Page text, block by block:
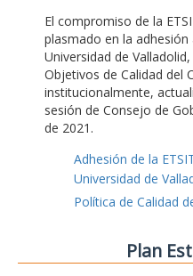
El compromiso de la
plasmado en la adhesión
Universidad de
Objetivos de Calidad del
institucionalmente,
sesión de Consejo de
de 2021.
Adhesión de la
Universidad de
Política de Calidad
Plan